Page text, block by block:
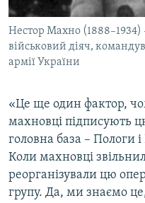
Нестор Махно (1888–1934)
військовий діяч,
армії України
«Це ще один фактор,
махновці підписують
головна база – Пологи
Коли махновці
реорганізували цю
групу. Да, ми знаємо